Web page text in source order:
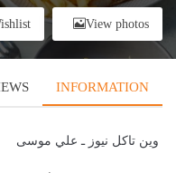
View photos
INFORMATION
وين تاكل نيوز ـ علي موسى